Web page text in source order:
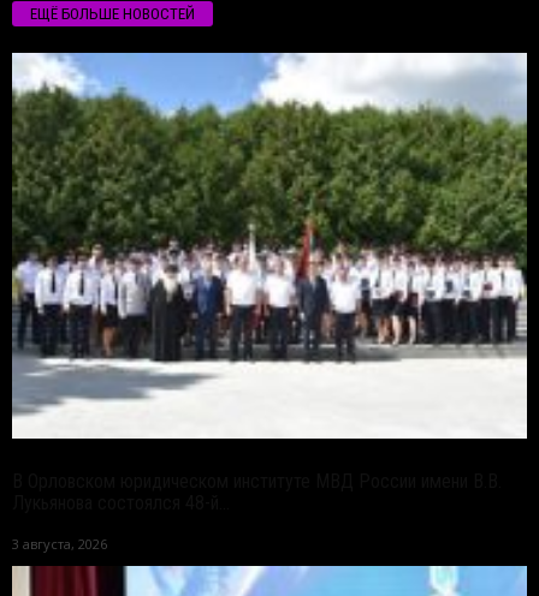
ЕЩЁ БОЛЬШЕ НОВОСТЕЙ
3 августа, 2026